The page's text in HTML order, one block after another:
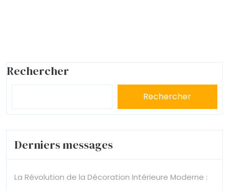
Rechercher
Rechercher
Derniers messages
La Révolution de la Décoration Intérieure Moderne :